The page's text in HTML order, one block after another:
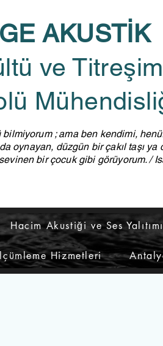
AKUSTİK
ve Titreşim
bilmiyorum ; ama ben kendimi,
oynayan, düzgün bir çakıl taşı
bir çocuk gibi görüyorum. /
Hacim Akustiği ve Ses Yalıtımı
Hizmetleri